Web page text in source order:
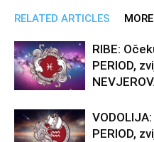
RELATED ARTICLES
RIBE:
PERIOD,
PERIOD,